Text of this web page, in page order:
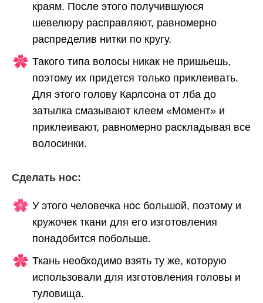
краям. После этого получившуюся
шевелюру расправляют, равномерно
распределив нитки по кругу.
Такого типа волосы никак не пришьешь,
поэтому их придется только приклеивать.
Для этого голову Карлсона от лба до
затылка смазывают клеем «Момент» и
приклеивают, равномерно раскладывая все
волосинки.
Сделать нос:
У этого человечка нос большой, поэтому и
кружочек ткани для его изготовления
понадобится побольше.
Ткань необходимо взять ту же, которую
использовали для изготовления головы и
туловища.